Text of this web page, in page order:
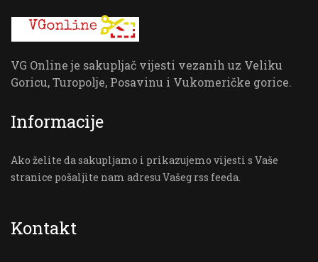
VG Online je sakupljač vijesti vezanih uz Veliku
Goricu, Turopolje, Posavinu i Vukomeričke gorice.
Informacije
Ako želite da sakupljamo i prikazujemo vijesti s Vaše
stranice pošaljite nam adresu Vašeg rss feeda.
Kontakt